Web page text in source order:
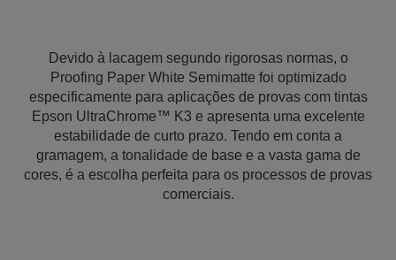
Devido à lacagem segundo rigorosas normas, o
Proofing Paper White Semimatte foi optimizado
especificamente para aplicações de provas com tintas
Epson UltraChrome™ K3 e apresenta uma excelente
estabilidade de curto prazo. Tendo em conta a
gramagem, a tonalidade de base e a vasta gama de
cores, é a escolha perfeita para os processos de provas
comerciais.